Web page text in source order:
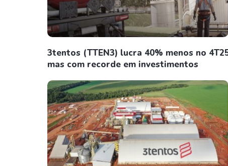
3tentos (TTEN3) lucra 40% menos no
mas com recorde em investimentos